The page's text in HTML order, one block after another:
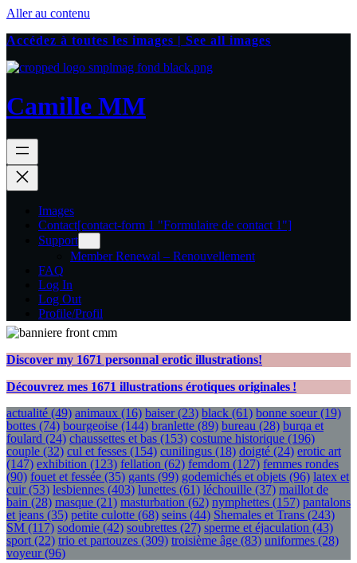
Aller au contenu
Accédez à toutes les images | See all images
Camille MM
Images
Contact[contact-form 1 "Formulaire de contact 1"]
Support
Member Renewal – Renouvellement
FAQ
Log In
Log Out
Profile/Profil
Discover my 1671 personnal erotic illustrations!
Découvrez mes 1671 illustrations érotiques originales !
actualité (49) animaux (16) baiser(23) black (61) bonne soeur(19)
bottes (74) bourgeoise (144) branlette (89) bureau (28) burqa et
foulard (24) chaussettes et bas (153) costume historique (196)
couple (32) cul et fesses (154) cunilingus (18) doigté (24) erotic art
(147) exhibition (123) fellation (62) femdom (127) femmes rondes
(90) fouet et fessée (35) gants (99) godemichés et objets (96) latex et
cuir(53) lesbiennes (403) lunettes (61) léchouille (37) maillot de
bain (28) masque (21) masturbation (62) nymphettes (157) pantalons
et jeans (35) petite culotte (68) seins (44) Shemales et Trans (243)
SM (117) sodomie (42) soubrettes (27) sperme et éjaculation (43)
sport (22) trio et partouzes (309) troisième âge (83) uniformes (28)
voyeur(96)